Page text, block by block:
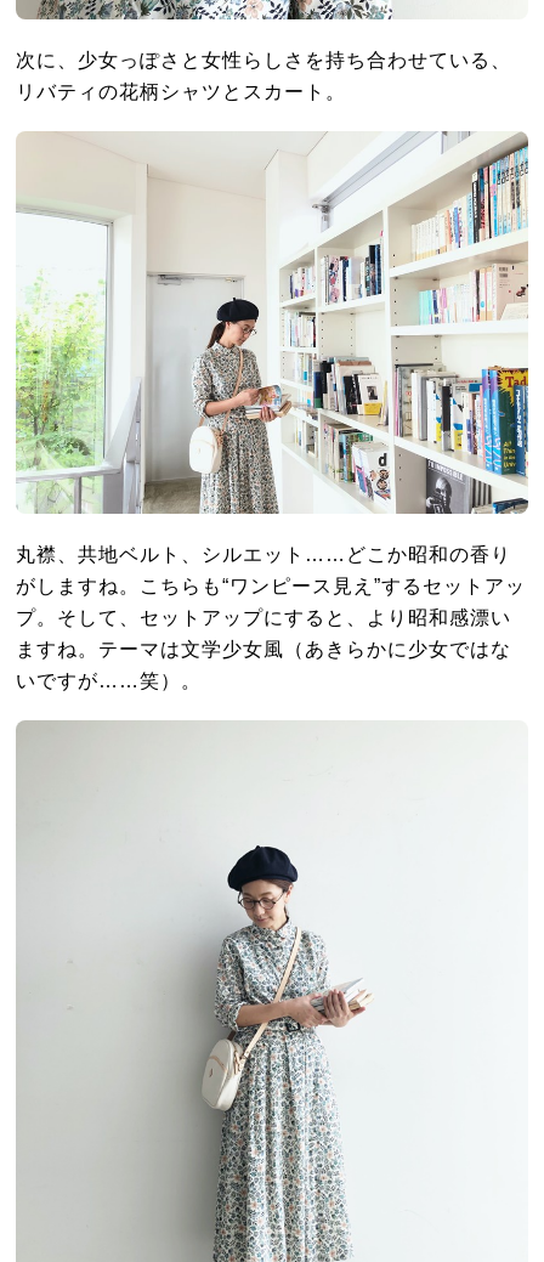
次に、少女っぽさと女性らしさを持ち合わせている、
リバティの花柄シャツとスカート。
丸襟、共地ベルト、シルエット……どこか昭和の香り
がしますね。こちらも“ワンピース見え”するセットアッ
プ。そして、セットアップにすると、より昭和感漂い
ますね。テーマは文学少女風（あきらかに少女ではな
いですが……笑）。